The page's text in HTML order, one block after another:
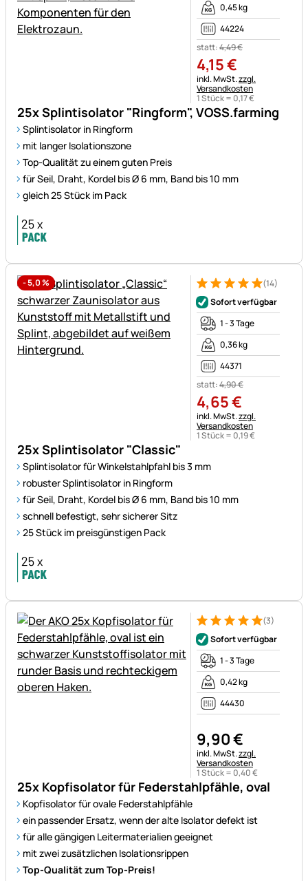
25x Splintisolator "Ringform", VOSS.farming
Splintisolator in Ringform
mit langer Isolationszone
Top-Qualität zu einem guten Preis
für Seil, Draht, Kordel bis Ø 6 mm, Band bis 10 mm
gleich 25 Stück im Pack
0,45 kg
44224
statt:4,49€
4,15€
Steuerhinweis:
inkl. MwSt.zzgl.
Versandkosten
1 Stück = 0,17€
-5,0%
25x Splintisolator "Classic"
Splintisolator für Winkelstahlpfahl bis 3 mm
robuster Splintisolator in Ringform
für Seil, Draht, Kordel bis Ø 6 mm, Band bis 10 mm
schnell befestigt, sehr sicherer Sitz
25 Stück im preisgünstigen Pack
Bewertung: 5 von 5 (14
14 Bewertungen (14)
Sofort verfügbar
1 - 3 Tage
0,36 kg
44371
statt:4,90€
4,65€
Steuerhinweis:
inkl. MwSt.zzgl.
Versandkosten
1 Stück = 0,19€
25x Kopfisolator für Federstahlpfähle, oval
Kopfisolator für ovale Federstahlpfähle
ein passender Ersatz, wenn der alte Isolator defekt ist
für alle gängigen Leitermaterialien geeignet
mit zwei zusätzlichen Isolationsrippen
Top-Qualität zum Top-Preis!
Bewertung: 5 von 5 (3
3 Bewertungen
(3)
Sofort verfügbar
1 - 3 Tage
0,42 kg
44430
9,90€
Steuerhinweis:
inkl. MwSt.zzgl.
Versandkosten
1 Stück = 0,40€